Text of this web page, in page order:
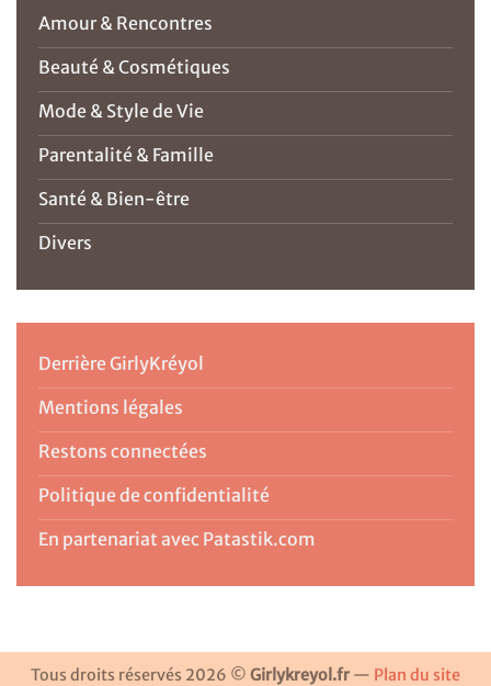
Amour & Rencontres
Beauté & Cosmétiques
Mode & Style de Vie
Parentalité & Famille
Santé & Bien-être
Divers
Derrière GirlyKréyol
Mentions légales
Restons connectées
Politique de confidentialité
En partenariat avec Patastik.com
Tous droits réservés 2026 © Girlykreyol.fr — Plan du site